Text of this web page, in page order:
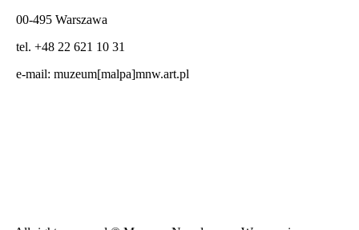
00-495 Warszawa
tel. +48 22 621 10 31
e-mail: muzeum[malpa]mnw.art.pl